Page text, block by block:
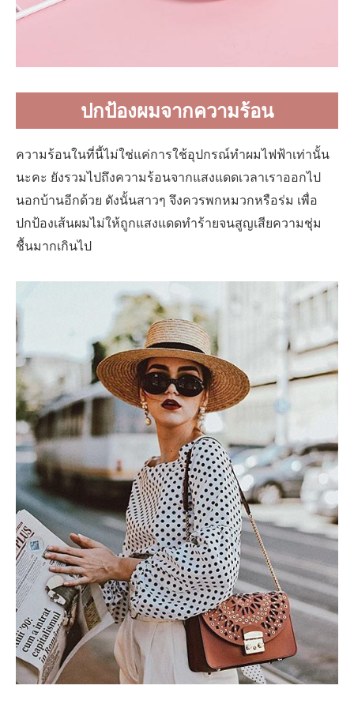
ปกป้องผมจากความร้อน
ความร้อนในที่นี้ไม่ใช่แค่การใช้อุปกรณ์ทำผมไฟฟ้าเท่านั้น
นะคะ ยังรวมไปถึงความร้อนจากแสงแดดเวลาเราออกไป
นอกบ้านอีกด้วย ดังนั้นสาวๆ จึงควรพกหมวกหรือร่ม เพื่อ
ปกป้องเส้นผมไม่ให้ถูกแสงแดดทำร้ายจนสูญเสียความชุ่ม
ชื้นมากเกินไป